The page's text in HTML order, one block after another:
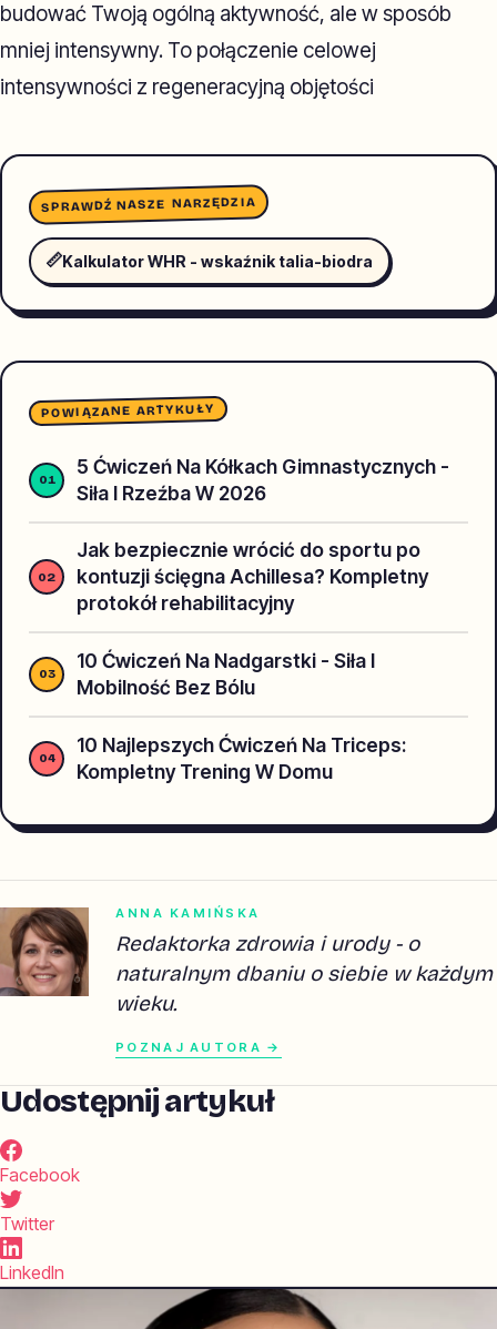
budować Twoją ogólną aktywność, ale w sposób
mniej intensywny. To połączenie celowej
intensywności z regeneracyjną objętości
SPRAWDŹ NASZE NARZĘDZIA
📏Kalkulator WHR - wskaźnik talia-biodra
POWIĄZANE ARTYKUŁY
5 Ćwiczeń Na Kółkach Gimnastycznych -
Siła I Rzeźba W 2026
Jak bezpiecznie wrócić do sportu po
kontuzji ścięgna Achillesa? Kompletny
protokół rehabilitacyjny
10 Ćwiczeń Na Nadgarstki - Siła I
Mobilność Bez Bólu
10 Najlepszych Ćwiczeń Na Triceps:
Kompletny Trening W Domu
ANNA KAMIŃSKA
Redaktorka zdrowia i urody - o
naturalnym dbaniu o siebie w każdym
wieku.
POZNAJ AUTORA →
Udostępnij artykuł
Facebook
Twitter
LinkedIn